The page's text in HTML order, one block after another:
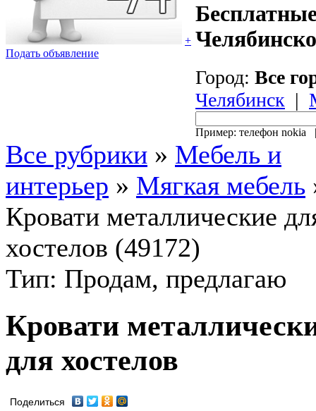
+
Подать объявление
Город: Все
Челябинск |
Пример: телефон
Все рубрики » Мебель и
интерьер » Мягкая мебель
Кровати металлические
хостелов (49172)
Тип: Продам, предлагаю
Кровати
для хостелов
Поделиться